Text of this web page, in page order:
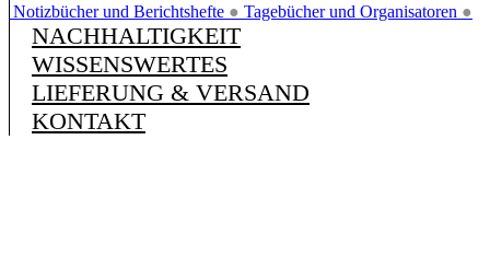
Notizbücher und Berichtshefte ● Tagebücher und Organisatoren ●
NACHHALTIGKEIT
WISSENSWERTES
LIEFERUNG & VERSAND
KONTAKT